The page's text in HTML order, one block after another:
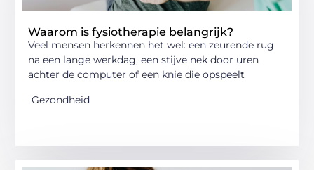
Waarom is fysiotherapie belangrijk?
Veel mensen herkennen het wel: een zeurende rug
na een lange werkdag, een stijve nek door uren
achter de computer of een knie die opspeelt
Gezondheid